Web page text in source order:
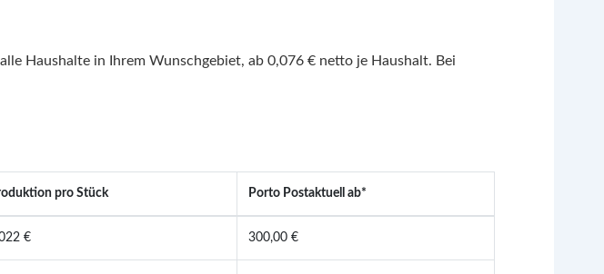
Haushalte in Ihrem Wunschgebiet, ab 0,076 € netto je Haushalt. Bei
pro Stück Porto Postaktuell ab*
€ 300,00 €